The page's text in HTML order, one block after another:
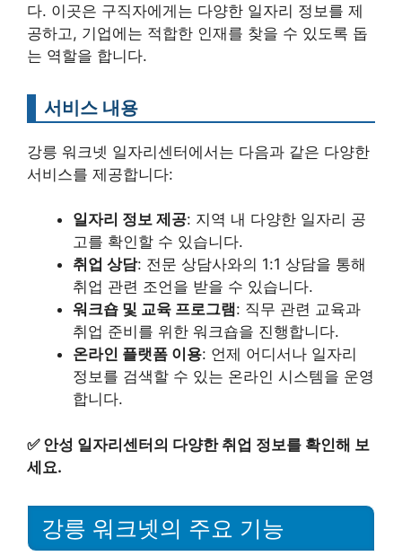
다. 이곳은 구직자에게는 다양한 일자리 정보를 제
공하고, 기업에는 적합한 인재를 찾을 수 있도록 돕
는 역할을 합니다.
서비스 내용
강릉 워크넷 일자리센터에서는 다음과 같은 다양한
서비스를 제공합니다:
일자리 정보 제공: 지역 내 다양한 일자리 공
고를 확인할 수 있습니다.
취업 상담: 전문 상담사와의 1:1 상담을 통해
취업 관련 조언을 받을 수 있습니다.
워크숍 및 교육 프로그램: 직무 관련 교육과
취업 준비를 위한 워크숍을 진행합니다.
온라인 플랫폼 이용: 언제 어디서나 일자리
정보를 검색할 수 있는 온라인 시스템을 운영
합니다.
✅ 안성 일자리센터의 다양한 취업 정보를 확인해 보
세요.
강릉 워크넷의 주요 기능